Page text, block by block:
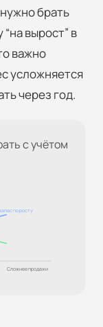
брать
вырост” в
важно
усложняется
через год.
с учётом
Сложнее продажи
по росту